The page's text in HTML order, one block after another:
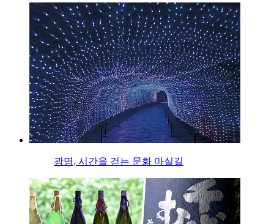
광명, 시간을 걷는 문화 마실길